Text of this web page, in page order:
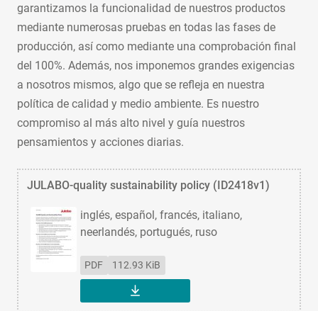
garantizamos la funcionalidad de nuestros productos
mediante numerosas pruebas en todas las fases de
producción, así como mediante una comprobación final
del 100%. Además, nos imponemos grandes exigencias
a nosotros mismos, algo que se refleja en nuestra
política de calidad y medio ambiente. Es nuestro
compromiso al más alto nivel y guía nuestros
pensamientos y acciones diarias.
JULABO-quality sustainability policy (ID2418v1)
inglés, español, francés, italiano,
neerlandés, portugués, ruso
PDF 112.93 KiB
DESCARGAR